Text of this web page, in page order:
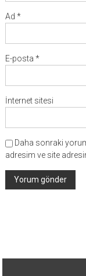
Ad *
E-posta *
İnternet sitesi
Daha sonraki
adresim ve site